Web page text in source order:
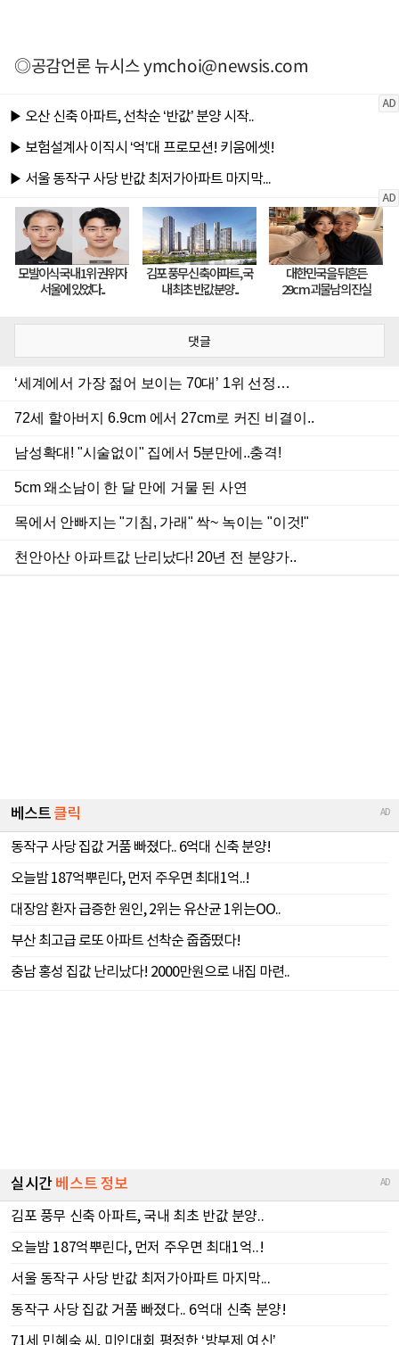
◎공감언론 뉴시스ymchoi@newsis.com
댓글